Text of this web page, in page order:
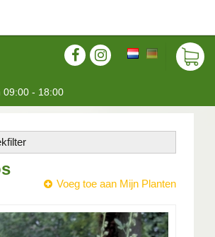
09:00 - 18:00
Voeg toe aan Mijn Planten